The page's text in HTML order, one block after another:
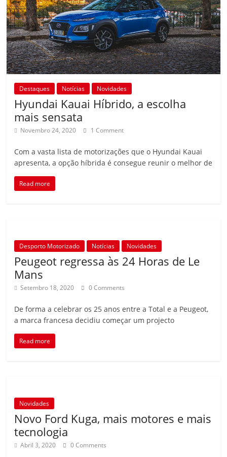
Destaques Notícias Novidades
Hyundai Kauai Híbrido, a escolha
mais sensata
Novembro 24, 2020 1 Comment
Com a vasta lista de motorizações que o Hyundai Kauai
apresenta, a opção híbrida é consegue reunir o melhor de
Read more
Desporto Motorizado Notícias Novidades
Peugeot regressa às 24 Horas de Le
Mans
Setembro 18, 2020 0 Comments
De forma a celebrar os 25 anos entre a Total e a Peugeot,
a marca francesa decidiu começar um projecto
Read more
Novidades
Novo Ford Kuga, mais motores e mais
tecnologia
Abril 3, 2020 0 Comments